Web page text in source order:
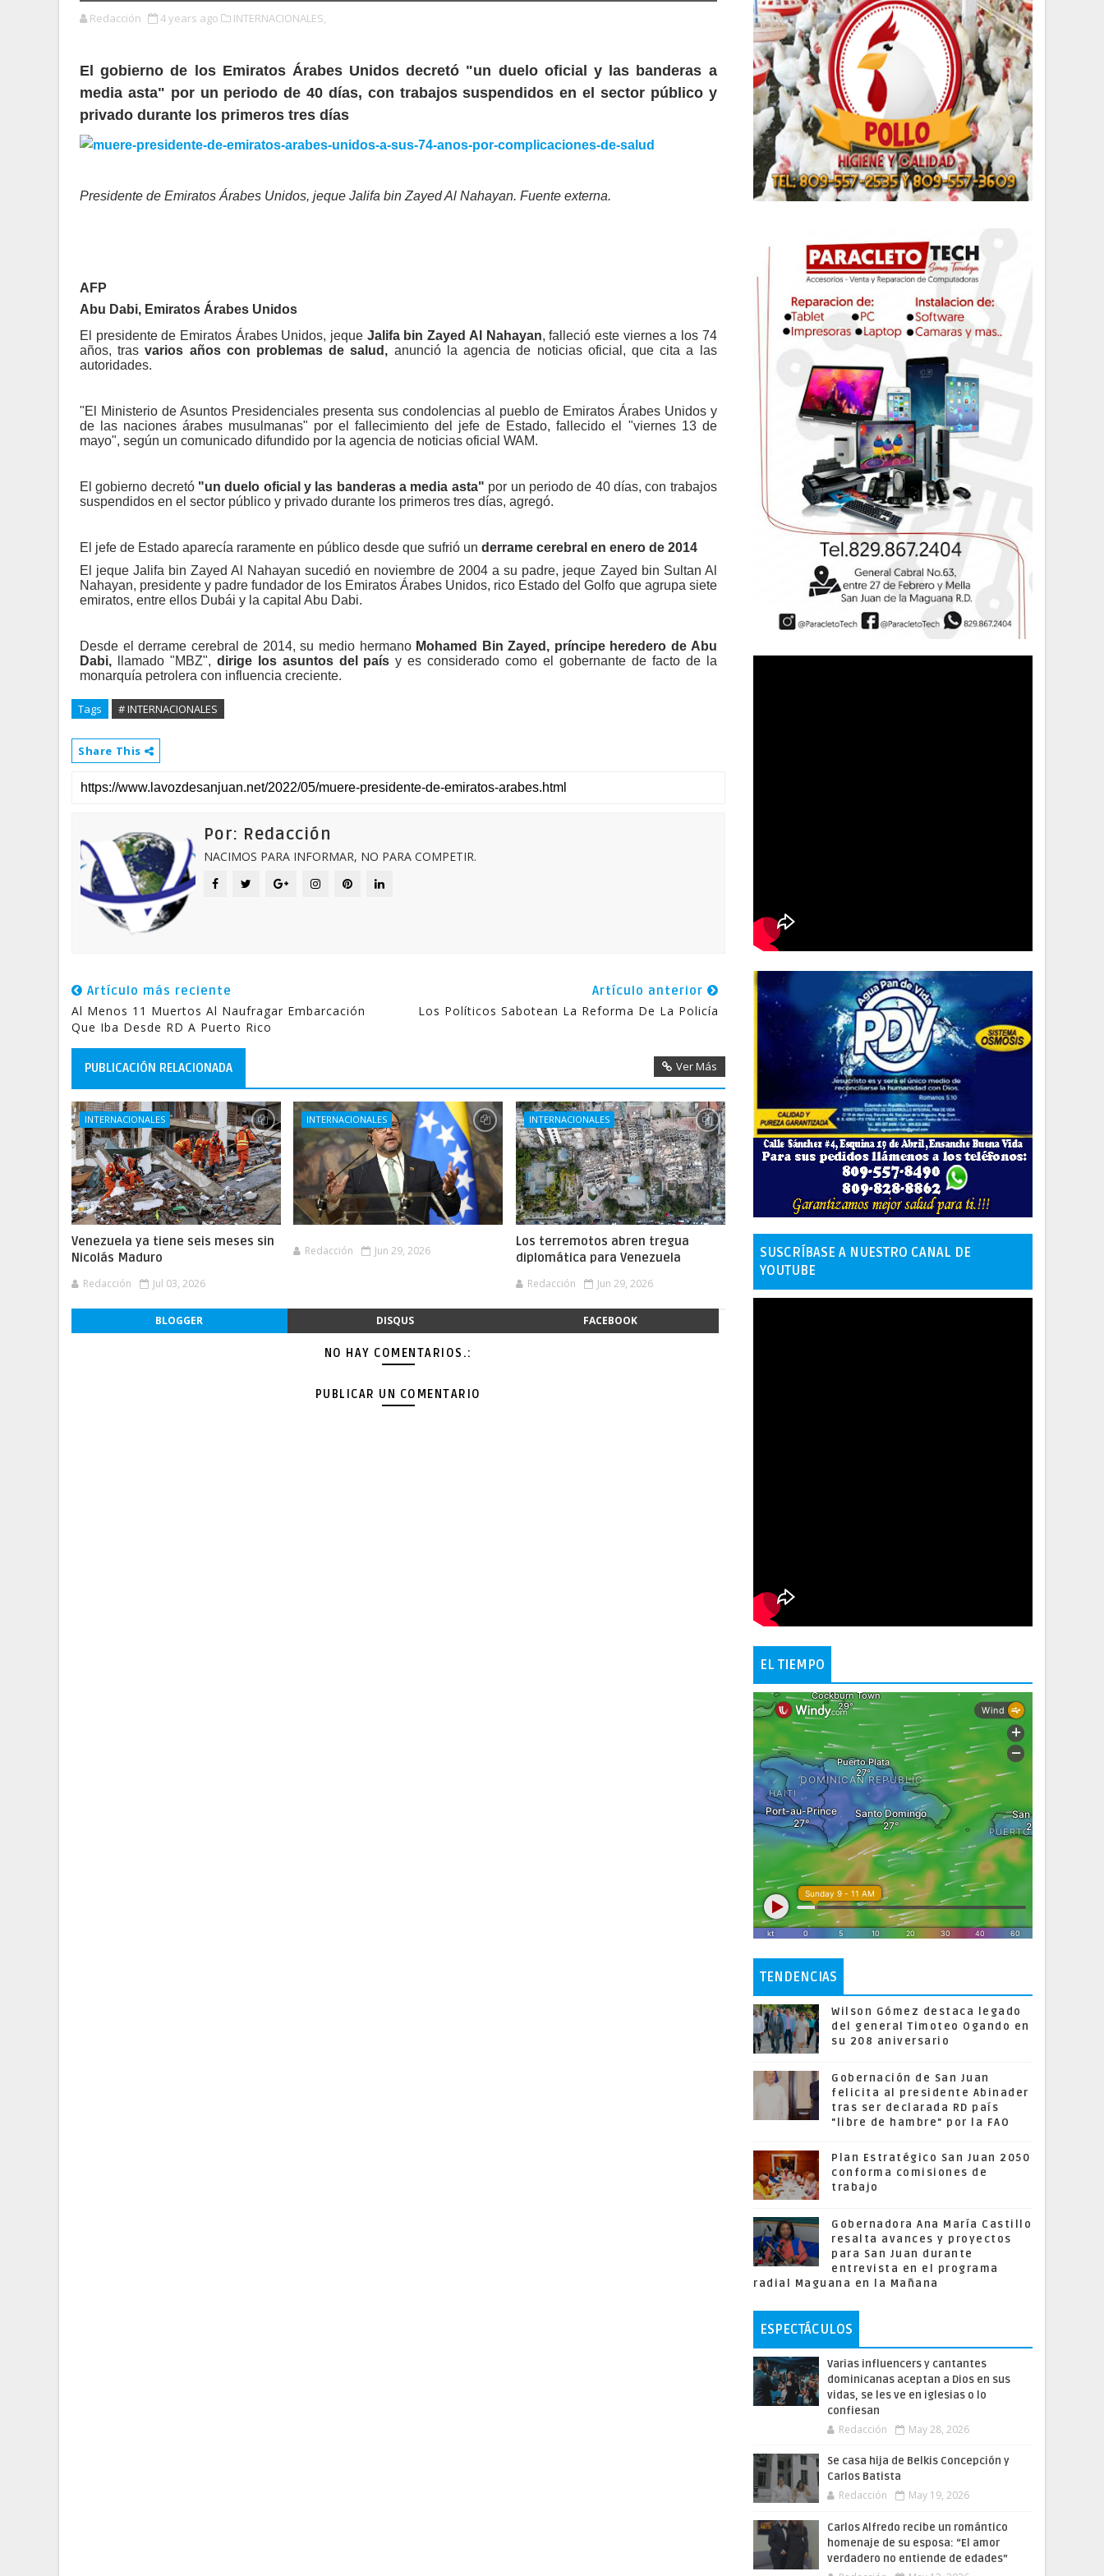
Redacción 4 years ago INTERNACIONALES,
El gobierno de los Emiratos Árabes Unidos decretó "un duelo oficial y las banderas a
media asta" por un periodo de 40 días, con trabajos suspendidos en el sector público y
privado durante los primeros tres días
Presidente de Emiratos Árabes Unidos, jeque Jalifa bin Zayed Al Nahayan. Fuente externa.
AFP
Abu Dabi, Emiratos Árabes Unidos
El presidente de Emiratos Árabes Unidos, jeque Jalifa bin Zayed Al Nahayan, falleció este viernes a los 74
años, tras varios años con problemas de salud, anunció la agencia de noticias oficial, que cita a las
autoridades.
"El Ministerio de Asuntos Presidenciales presenta sus condolencias al pueblo de Emiratos Árabes Unidos y
de las naciones árabes musulmanas" por el fallecimiento del jefe de Estado, fallecido el "viernes 13 de
mayo", según un comunicado difundido por la agencia de noticias oficial WAM.
El gobierno decretó"un duelo oficial y las banderas a media asta" por un periodo de 40 días, con trabajos
suspendidos en el sector público y privado durante los primeros tres días, agregó.
El jefe de Estado aparecía raramente en público desde que sufrió un derrame cerebral en enero de 2014
El jeque Jalifa bin Zayed Al Nahayan sucedió en noviembre de 2004 a su padre, jeque Zayed bin Sultan Al
Nahayan, presidente y padre fundador de los Emiratos Árabes Unidos, rico Estado del Golfo que agrupa siete
emiratos, entre ellos Dubái y la capital Abu Dabi.
Desde el derrame cerebral de 2014, su medio hermano Mohamed Bin Zayed, príncipe heredero de Abu
Dabi,
llamado "MBZ", dirige los asuntos del país y es considerado como el gobernante de facto de la
monarquía petrolera con influencia creciente.
Tags # INTERNACIONALES
Share This
Por: Redacción
NACIMOS PARA INFORMAR, NO PARA COMPETIR.
Artículo más reciente
Al Menos 11 Muertos Al Naufragar Embarcación
Que Iba Desde RD A Puerto Rico
Artículo anterior
Los Políticos Sabotean La Reforma De La Policía
PUBLICACIÓN RELACIONADA Ver Más
INTERNACIONALES
Venezuela ya tiene seis meses sin
Nicolás Maduro
Redacción Jul 03, 2026
INTERNACIONALES
Redacción Jun 29, 2026
INTERNACIONALES
Los terremotos abren tregua
diplomática para Venezuela
Redacción Jun 29, 2026
BLOGGER DISQUS FACEBOOK
NO HAY COMENTARIOS.:
PUBLICAR UN COMENTARIO
SUSCRÍBASE A NUESTRO CANAL DE
YOUTUBE
EL TIEMPO
TENDENCIAS
Wilson Gómez destaca legado
del general Timoteo Ogando en
su 208 aniversario
Gobernación de San Juan
felicita al presidente Abinader
tras ser declarada RD país
"libre de hambre" por la FAO
Plan Estratégico San Juan 2050
conforma comisiones de
trabajo
Gobernadora Ana María Castillo
resalta avances y proyectos
para San Juan durante
entrevista en el programa
radial Maguana en la Mañana
ESPECTÁCULOS
Varias influencers y cantantes
dominicanas aceptan a Dios en sus
vidas, se les ve en iglesias o lo
confiesan
Redacción May 28, 2026
Se casa hija de Belkis Concepción y
Carlos Batista
Redacción May 19, 2026
Carlos Alfredo recibe un romántico
homenaje de su esposa: “El amor
verdadero no entiende de edades”